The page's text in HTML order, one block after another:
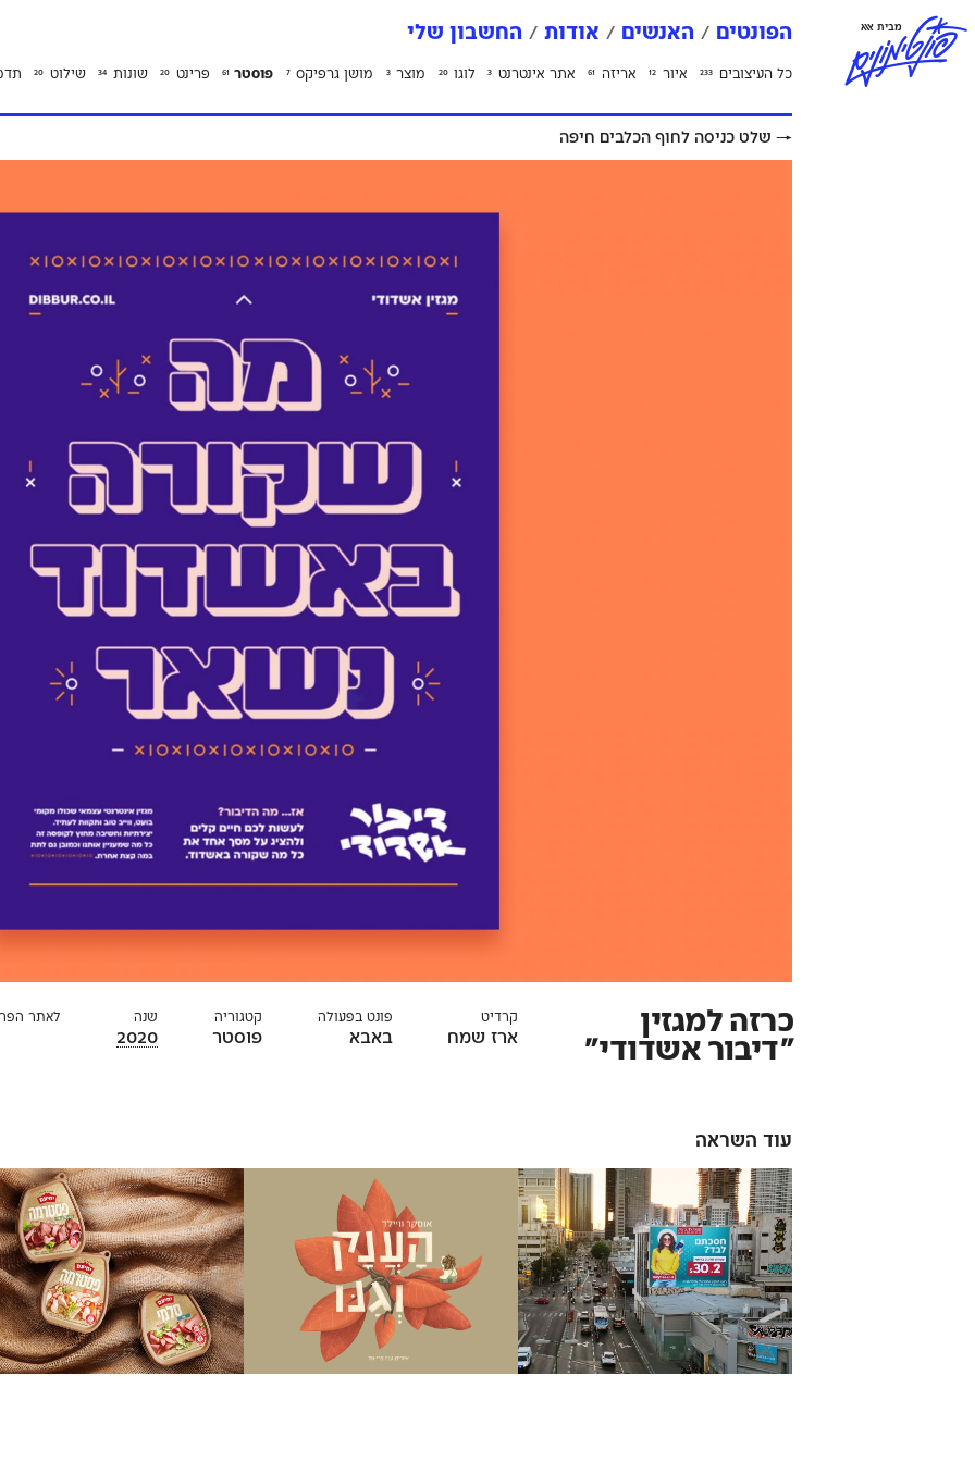
פונטימוניםמבית אאא הפונטים האנשים אודות החשבון שלי
כל העיצובים 233 איור 12 אריזה 61 אתר אינטרנט 3 לוגו 20 מוצר 3 מושן גרפיקס 7 פוסטר 61 פרינט 20 שונות 34 שילוט 20
→ שלט כניסה לחוף הכלבים חיפה
כרזה למגזין
״דיבור אשדודי״
קרדיט
ארז שמח
פונט בפעולה
באבא
קטגוריה
פוסטר
שנה
2020
לאתר
עוד השראה